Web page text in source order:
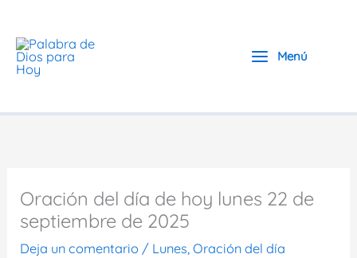
contenido
Menú
Oración del día de hoy lunes 22 de
septiembre de 2025
Deja un comentario / Lunes,Oración del día